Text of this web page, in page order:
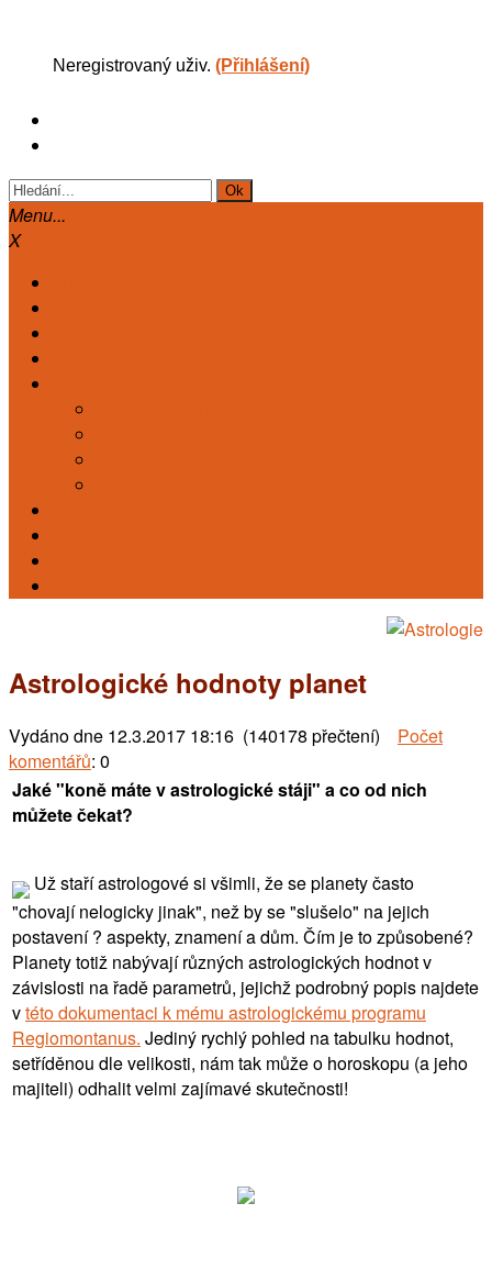
Neregistrovaný uživ. (Přihlášení)
Menu...
X
Astrologické hodnoty planet
Vydáno dne 12.3.2017 18:16 (140178 přečtení) Počet
komentářů: 0
Jaké "koně máte v astrologické stáji" a co od nich
můžete čekat?
Už staří astrologové si všimli, že se planety často
"chovají nelogicky jinak", než by se "slušelo" na jejich
postavení ? aspekty, znamení a dům. Čím je to způsobené?
Planety totiž nabývají různých astrologických hodnot v
závislosti na řadě parametrů, jejichž podrobný popis najdete
vtéto dokumentaci k mému astrologickému programu
Regiomontanus. Jediný rychlý pohled na tabulku hodnot,
setříděnou dle velikosti, nám tak může o horoskopu (a jeho
majiteli) odhalit velmi zajímavé skutečnosti!